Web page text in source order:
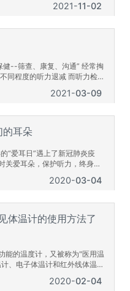
11-02
2021
活中用到的最小时间单位只是
义的地球自转一圈大约是1天
03-09
2021
健--筛查、康复、沟通” 经常掏
同程度的听力退减 而听力检测
计、耳声发射测量仪、 脑干诱
实际输出的声音偏高，测出的
03-04
2020
耳朵
“爱耳日”遇上了新冠肺炎疫
关爱耳朵，保护听力，终身受
，多运动。 福建省计量
性的报告。作为福建省内唯
02-04
2020
体温计的使用方法了
能的温度计，又被称为"医用温
、电子体温计和红外线体温
。玻璃体温计具有示值准确、